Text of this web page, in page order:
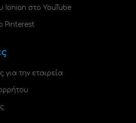
Ionian στο YouTube
Pinterest
για την εταιρεία